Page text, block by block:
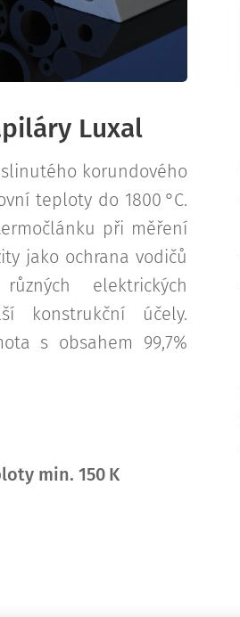
Luxal
korundového
teploty do 1800 °C.
při měření
jako ochrana vodičů
elektrických
konstrukční účely.
s obsahem 99,7%
min. 150 K